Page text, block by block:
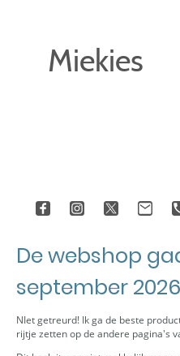
Miekies
De webshop
september 2026
NIet getreurd! Ik ga de beste
rijtje zetten op de andere pagina's